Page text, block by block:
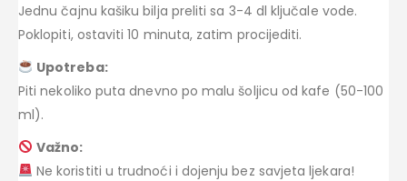
Jednu čajnu kašiku bilja preliti sa 3-4 dl ključale vode.
Poklopiti, ostaviti 10 minuta, zatim procijediti.
Upotreba:
Piti nekoliko puta dnevno po malu šoljicu od kafe (50-100
ml).
Važno:
Ne koristiti u trudnoći i dojenju bez savjeta ljekara!